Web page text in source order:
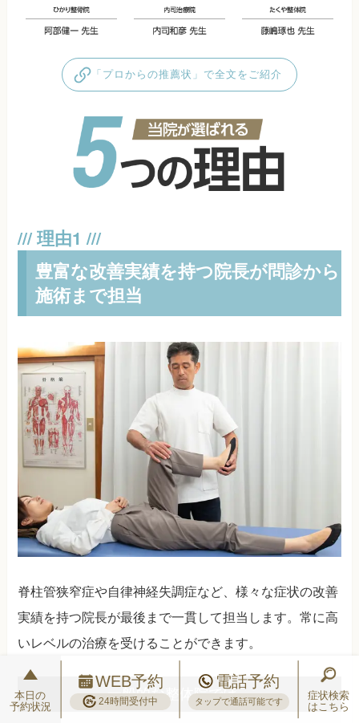
「プロからの推薦状」で全文をご紹介
豊富な改善実績を持つ院長が問診から
施術まで担当
脊柱管狭窄症や自律神経失調症など、様々な症状の改善
実績を持つ院長が最後まで一貫して担当します。常に高
いレベルの治療を受けることができます。
一般的な整体院では…
本日の
予約状況
WEB予約
24時間受付中
電話予約
タップで通話可能です
症状検索
はこちら